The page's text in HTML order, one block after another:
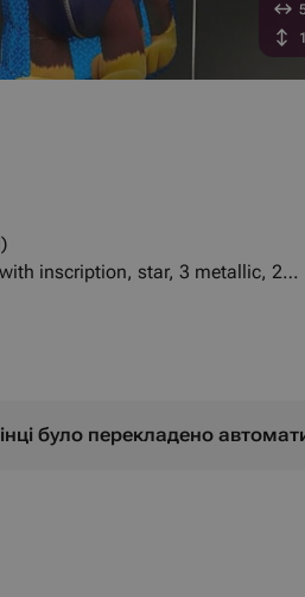
inscription, star, 3 metallic, 2
було перекладено